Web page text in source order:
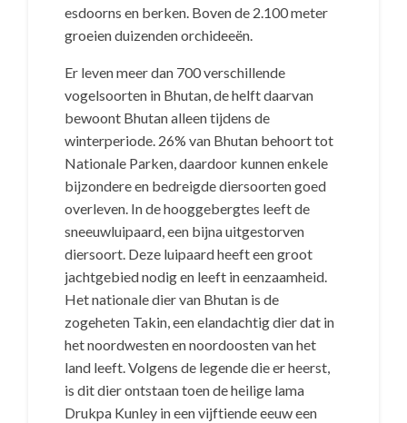
esdoorns en berken. Boven de 2.100 meter
groeien duizenden orchideeën.
Er leven meer dan 700 verschillende
vogelsoorten in Bhutan, de helft daarvan
bewoont Bhutan alleen tijdens de
winterperiode. 26% van Bhutan behoort tot
Nationale Parken, daardoor kunnen enkele
bijzondere en bedreigde diersoorten goed
overleven. In de hooggebergtes leeft de
sneeuwluipaard, een bijna uitgestorven
diersoort. Deze luipaard heeft een groot
jachtgebied nodig en leeft in eenzaamheid.
Het nationale dier van Bhutan is de
zogeheten Takin, een elandachtig dier dat in
het noordwesten en noordoosten van het
land leeft. Volgens de legende die er heerst,
is dit dier ontstaan toen de heilige lama
Drukpa Kunley in een vijftiende eeuw een